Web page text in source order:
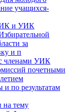
учащихся-
и УИК
за
и п
членами УИК
почетными
по результатам
на тему